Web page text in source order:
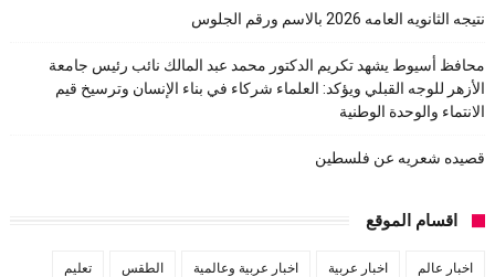
نتيجه الثانويه العامه 2026 بالاسم ورقم الجلوس
محافظ أسيوط يشهد تكريم الدكتور محمد عبد المالك نائب رئيس جامعة
الأزهر للوجه القبلي ويؤكد: العلماء شركاء في بناء الإنسان وترسيخ قيم
الانتماء والوحدة الوطنية
قصيده شعريه عن فلسطين
اقسام الموقع
اخبار عالم اخبار عربية اخبار عربية وعالمية الطقس تعليم